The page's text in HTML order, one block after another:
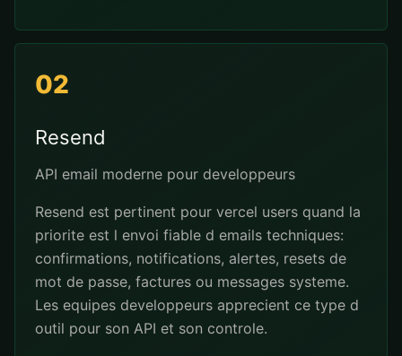
02
Resend
API email moderne pour developpeurs
Resend est pertinent pour vercel users quand la
priorite est l envoi fiable d emails techniques:
confirmations, notifications, alertes, resets de
mot de passe, factures ou messages systeme.
Les equipes developpeurs apprecient ce type d
outil pour son API et son controle.